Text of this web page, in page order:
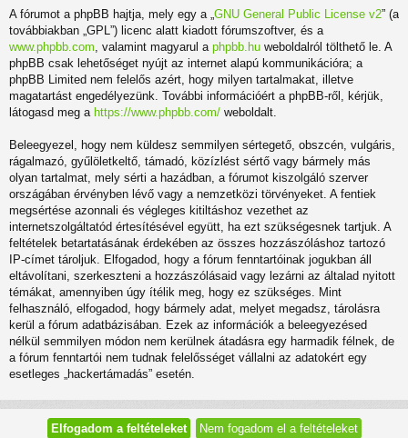
A fórumot a phpBB hajtja, mely egy a „ GNU General Public License v2” (a
továbbiakban „GPL”) licenc alatt kiadott fórumszoftver, és a
www.phpbb.com , valamint magyarul a phpbb.hu weboldalról tölthető le. A
phpBB csak lehetőséget nyújt az internet alapú kommunikációra; a
phpBB Limited nem felelős azért, hogy milyen tartalmakat, illetve
magatartást engedélyezünk. További információért a phpBB-ről, kérjük,
látogasd meg a https://www.phpbb.com/ weboldalt.
Beleegyezel, hogy nem küldesz semmilyen sértegető, obszcén, vulgáris,
rágalmazó, gyűlöletkeltő, támadó, közízlést sértő vagy bármely más
olyan tartalmat, mely sérti a hazádban, a fórumot kiszolgáló szerver
országában érvényben lévő vagy a nemzetközi törvényeket. A fentiek
megsértése azonnali és végleges kitiltáshoz vezethet az
internetszolgáltatód értesítésével együtt, ha ezt szükségesnek tartjuk. A
feltételek betartatásának érdekében az összes hozzászóláshoz tartozó
IP-címet tároljuk. Elfogadod, hogy a fórum fenntartóinak jogukban áll
eltávolítani, szerkeszteni a hozzászólásaid vagy lezárni az általad nyitott
témákat, amennyiben úgy ítélik meg, hogy ez szükséges. Mint
felhasználó, elfogadod, hogy bármely adat, melyet megadsz, tárolásra
kerül a fórum adatbázisában. Ezek az információk a beleegyezésed
nélkül semmilyen módon nem kerülnek átadásra egy harmadik félnek, de
a fórum fenntartói nem tudnak felelősséget vállalni az adatokért egy
esetleges „hackertámadás” esetén.